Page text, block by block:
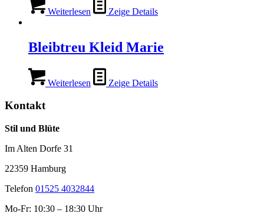
Weiterlesen Zeige Details
Bleibtreu Kleid Marie
Weiterlesen Zeige Details
Kontakt
Stil und Blüte
Im Alten Dorfe 31
22359 Hamburg
Telefon 01525 4032844
Mo-Fr: 10:30 – 18:30 Uhr